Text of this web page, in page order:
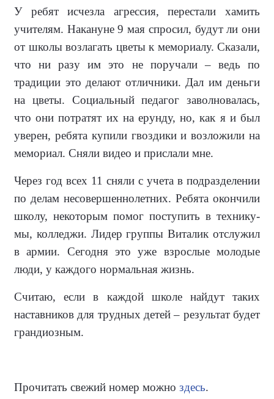
У ребят исчезла агрессия, переста­ли хамить
учителям. Накануне 9 мая спросил, будут ли они
от школы возла­гать цветы к мемориалу. Сказали,
что ни разу им это не поручали – ведь по
традиции это делают отличники. Дал им деньги
на цветы. Социальный педагог заволновалась,
что они потратят их на ерунду, но, как я и был
уверен, ребята купили гвоздики и возложили на
мемориал. Сняли видео и прислали мне.
Через год всех 11 сняли с учета в подразделении
по делам несовершеннолетних. Ребята окончили
школу, не­которым помог поступить в технику­
мы, колледжи. Лидер группы Виталик отслужил
в армии. Сегодня это уже взрослые молодые
люди, у каждого нормальная жизнь.
Считаю, если в каждой школе найдут таких
наставников для трудных детей – результат будет
грандиозным.
Прочитать свежий номер можно здесь.